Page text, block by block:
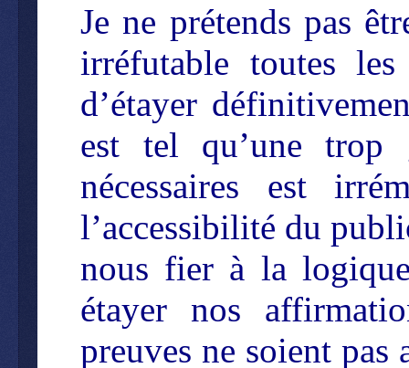
Je ne prétends pas
irréfutable toutes
d’étayer
est tel qu’une trop
nécessaires est
l’accessibilité du
nous fier à la
étayer nos
preuves ne soient pas